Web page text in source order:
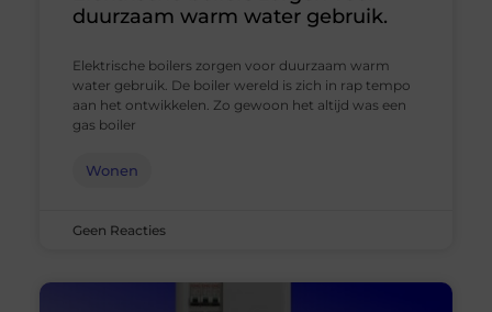
duurzaam warm water gebruik.
Elektrische boilers zorgen voor duurzaam warm
water gebruik. De boiler wereld is zich in rap tempo
aan het ontwikkelen. Zo gewoon het altijd was een
gas boiler
Wonen
Geen Reacties